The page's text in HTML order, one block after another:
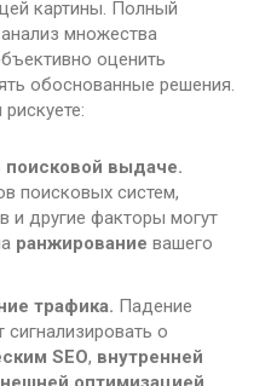
картины. Полный
множества
оценить
обоснованные решения.
поисковой выдаче.
поисковых систем,
и другие факторы могут
ранжирование вашего
трафика. Падение
о
SEO, внутренней